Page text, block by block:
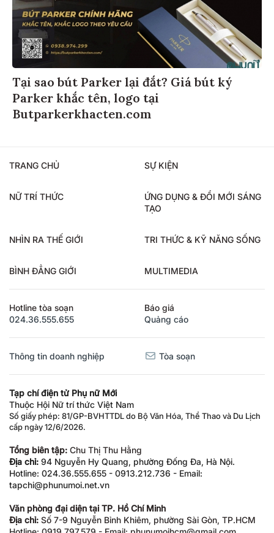
Tại sao bút Parker lại đắt? Giá bút ký
Parker khắc tên, logo tại
Butparkerkhacten.com
TRANG CHỦ SỰ KIỆN
NỮ TRÍ THỨC
ỨNG DỤNG & ĐỔI MỚI SÁNG
TẠO
NHÌN RA THẾ GIỚI TRI THỨC & KỸ NĂNG SỐNG
BÌNH ĐẲNG GIỚI MULTIMEDIA
Hotline tòa soạn
024.36.555.655
Báo giá
Quảng cáo
Thông tin doanh nghiệp Tòa soạn
Tạp chí điện tử Phụ nữ Mới
Thuộc Hội Nữ trí thức Việt Nam
Số giấy phép: 81/GP-BVHTTDL do Bộ Văn Hóa, Thể Thao và Du Lịch
cấp ngày 12/6/2026.
Tổng biên tập: Chu Thị Thu Hằng
Địa chỉ: 94 Nguyễn Hy Quang, phường Đống Đa, Hà Nội.
Hotline: 024.36.555.655 - 0913.212.736 - Email:
tapchi@phunumoi.net.vn
Văn phòng đại diện tại TP. Hồ Chí Minh
Địa chỉ: Số 7-9 Nguyễn Bỉnh Khiêm, phường Sài Gòn, TP.HCM